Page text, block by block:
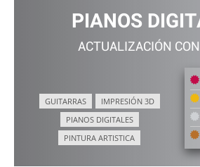
PIANOS
ACTUALIZACIÓN
GUITARRAS
IMPRESIÓN 3D
PIANOS DIGITALES
PINTURA ARTISTICA